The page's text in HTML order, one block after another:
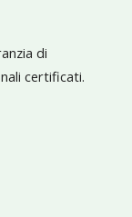
di
certificati.